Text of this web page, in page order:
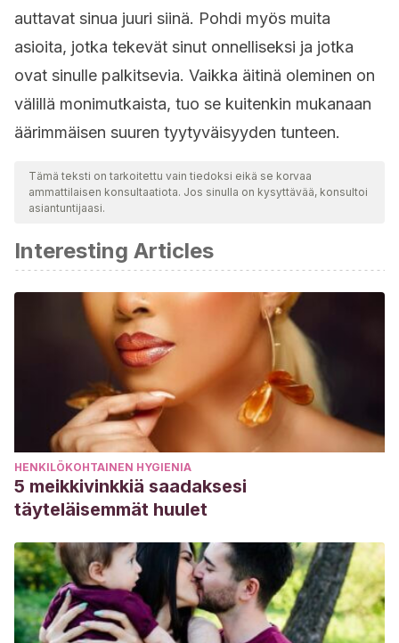
auttavat sinua juuri siinä. Pohdi myös muita
asioita, jotka tekevät sinut onnelliseksi ja jotka
ovat sinulle palkitsevia. Vaikka äitinä oleminen on
välillä monimutkaista, tuo se kuitenkin mukanaan
äärimmäisen suuren tyytyväisyyden tunteen.
Tämä teksti on tarkoitettu vain tiedoksi eikä se korvaa
ammattilaisen konsultaatiota. Jos sinulla on kysyttävää, konsultoi
asiantuntijaasi.
Interesting Articles
HENKILÖKOHTAINEN HYGIENIA
5 meikkivinkkiä saadaksesi
täyteläisemmät huulet